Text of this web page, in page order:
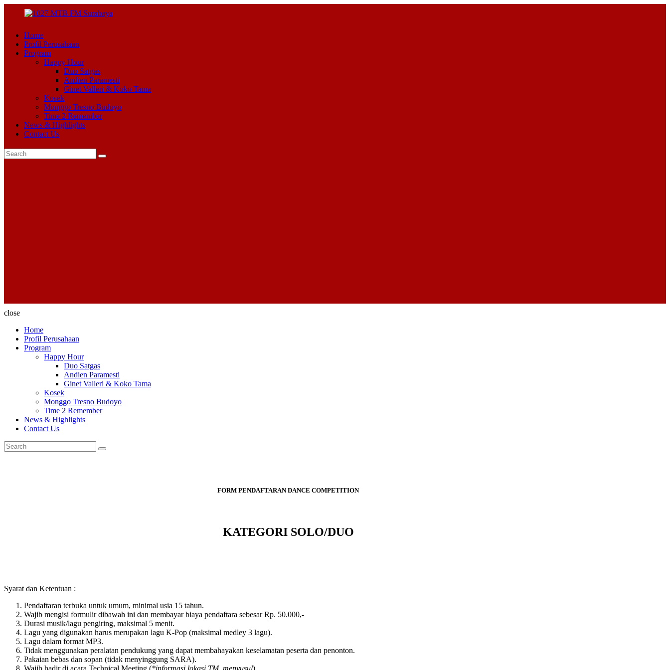
Home
Profil Perusahaan
Program
Happy Hour
Duo Satgas
Andien Paramesti
Ginet Valleri & Koko Tama
Kosek
Monggo Tresno Budoyo
Time 2 Remember
News & Highlights
Contact Us
close
Home
Profil Perusahaan
Program
Happy Hour
Duo Satgas
Andien Paramesti
Ginet Valleri & Koko Tama
Kosek
Monggo Tresno Budoyo
Time 2 Remember
News & Highlights
Contact Us
FORM PENDAFTARAN DANCE COMPETITION
KATEGORI SOLO/DUO
Syarat dan Ketentuan :
Pendaftaran terbuka untuk umum, minimal usia 15 tahun.
Wajib mengisi formulir dibawah ini dan membayar biaya pendaftara sebesar Rp. 50.000,-
Durasi musik/lagu pengiring, maksimal 5 menit.
Lagu yang digunakan harus merupakan lagu K-Pop (maksimal medley 3 lagu).
Lagu dalam format MP3.
Tidak menggunakan peralatan pendukung yang dapat membahayakan keselamatan peserta dan penonton.
Pakaian bebas dan sopan (tidak menyinggung SARA).